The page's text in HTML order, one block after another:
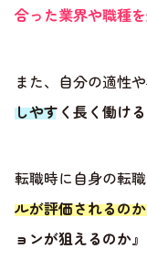
合った業界や職種
また、自分の適性
しやすく長く働ける
転職時に自身の転
ルが評価されるの
ョンが狙えるのか』